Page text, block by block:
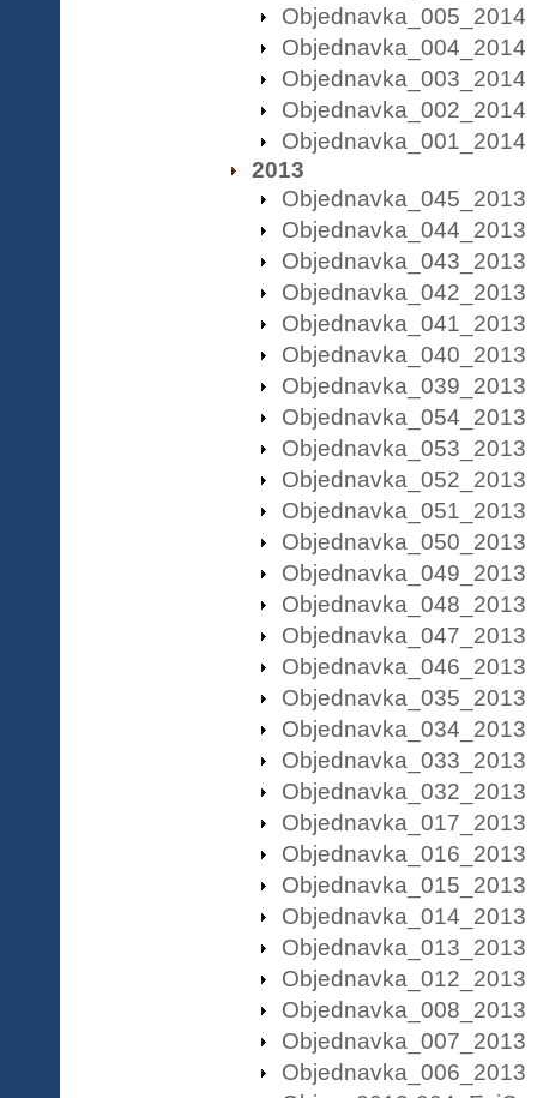
Objednavka_005_2014
Objednavka_004_2014
Objednavka_003_2014
Objednavka_002_2014
Objednavka_001_2014
2013
Objednavka_045_2013
Objednavka_044_2013
Objednavka_043_2013
Objednavka_042_2013
Objednavka_041_2013
Objednavka_040_2013
Objednavka_039_2013
Objednavka_054_2013
Objednavka_053_2013
Objednavka_052_2013
Objednavka_051_2013
Objednavka_050_2013
Objednavka_049_2013
Objednavka_048_2013
Objednavka_047_2013
Objednavka_046_2013
Objednavka_035_2013
Objednavka_034_2013
Objednavka_033_2013
Objednavka_032_2013
Objednavka_017_2013
Objednavka_016_2013
Objednavka_015_2013
Objednavka_014_2013
Objednavka_013_2013
Objednavka_012_2013
Objednavka_008_2013
Objednavka_007_2013
Objednavka_006_2013